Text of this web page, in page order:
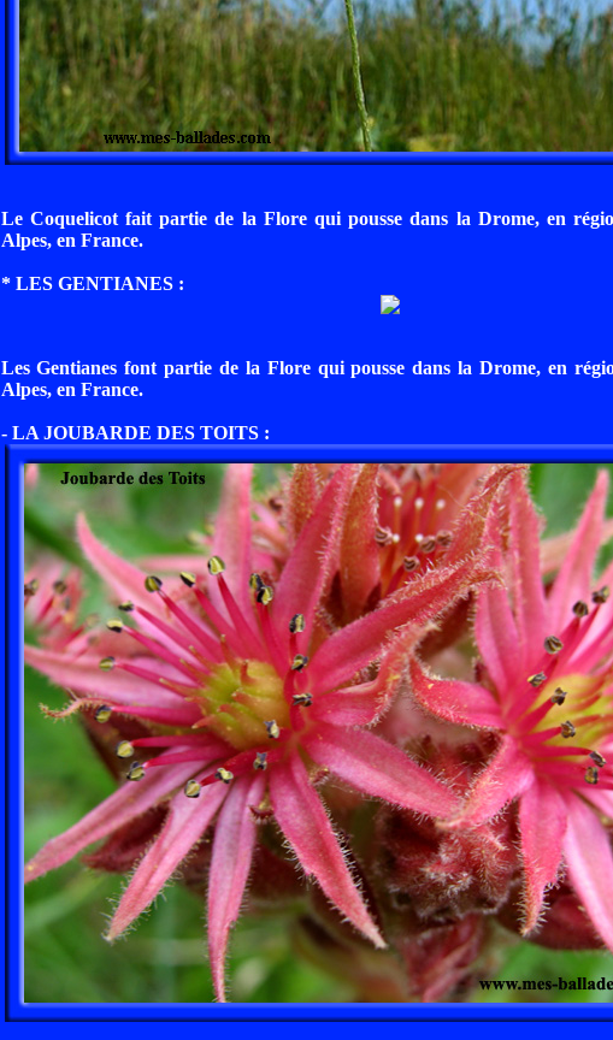
Le Coquelicot fait partie de la Flore qui pousse dans la Drome, en
Alpes, en France.
* LES GENTIANES :
Les Gentianes font partie de la Flore qui pousse dans la Drome, en
Alpes, en France.
- LA JOUBARDE DES TOITS :